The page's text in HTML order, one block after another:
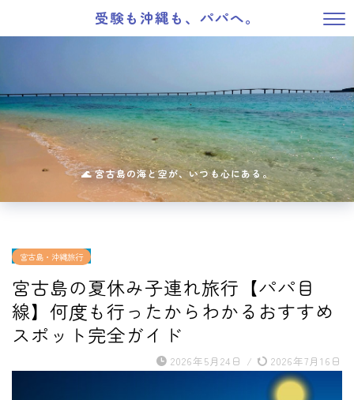
受験も沖縄も、パパへ。
宮古島・沖縄旅行
宮古島の夏休み子連れ旅行【パパ目
線】何度も行ったからわかるおすすめ
スポット完全ガイド
2026年5月24日 / 2026年7月16日